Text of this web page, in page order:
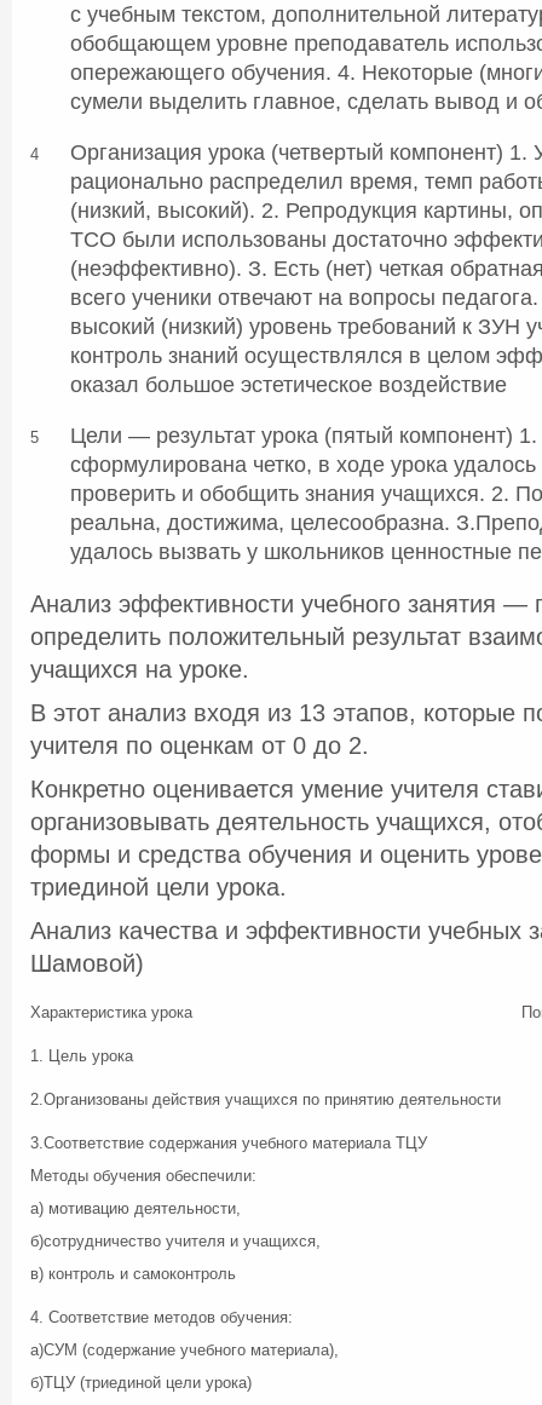
с учебным текстом, дополнительной
обобщающем уровне преподаватель
опережающего обучения. 4. Некоторые
сумели выделить главное, сделать вывод и
4
Организация урока (четвертый компонент) 1.
рационально распределил время, темп
(низкий, высокий). 2. Репродукция картины,
ТСО были использованы достаточно
(неэффективно). З. Есть (нет) четкая
всего ученики отвечают на вопросы
высокий (низкий) уровень требований к ЗУН
контроль знаний осуществлялся в целом
оказал большое эстетическое воздействие
5
Цели — результат урока (пятый компонент)
сформулирована четко, в ходе урока
проверить и обобщить знания учащихся. 2.
реальна, достижима, целесообразна.
удалось вызвать у школьников ценностные
Анализ эффективности учебного занятия —
определить положительный результат
учащихся на уроке.
В этот анализ входя из 13 этапов, которые
учителя по оценкам от 0 до 2.
Конкретно оценивается умение учителя
организовывать деятельность учащихся,
формы и средства обучения и оценить
триединой цели урока.
Анализ качества и эффективности учебных
Шамовой)
Характеристика урока
1. Цель урока
2.Организованы действия учащихся по принятию деятельности
3.Соответствие содержания учебного материала ТЦУ
Методы обучения обеспечили:
а) мотивацию деятельности,
б)сотрудничество учителя и учащихся,
в) контроль и самоконтроль
4. Соответствие методов обучения:
а)СУМ (содержание учебного материала),
б)ТЦУ (триединой цели урока)